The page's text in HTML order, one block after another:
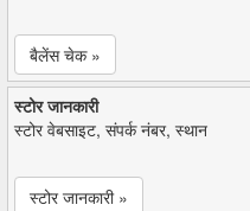
बैलेंस चेक »
स्टोर जानकारी
स्टोर वेबसाइट, संपर्क नंबर, स्थान
स्टोर जानकारी »